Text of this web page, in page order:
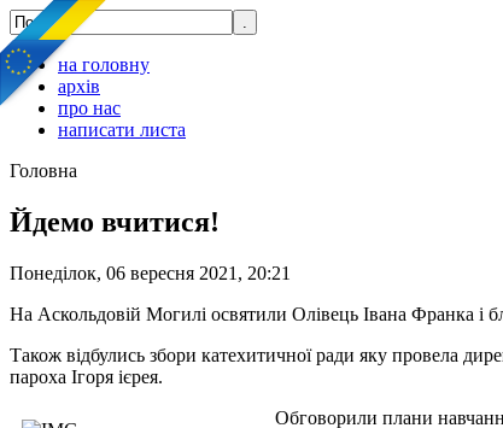
на головну
архів
про нас
написати листа
Головна
Йдемо вчитися!
Понеділок, 06 вересня 2021, 20:21
На Аскольдовій Могилі освятили Олівець Івана Франка і
Також відбулись збори катехитичної ради яку провела
пароха Ігоря ієрея.
Обговорили плани